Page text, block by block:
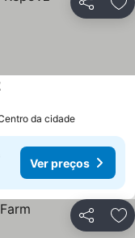
Partilhar
da cidade
Ver preços
Partilhar